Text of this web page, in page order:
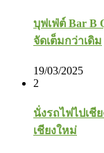
บุฟเฟ่ต์ Bar B
จัดเต็มกว่าเดิม
19/03/2025
2
นั่งรถไฟไปเชี
เชียงใหม่